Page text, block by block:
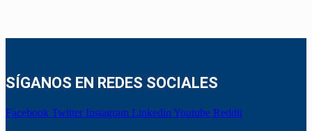
SÍGANOS EN REDES SOCIALES
Facebook Twitter Instagram Linkedin Youtube Reddit